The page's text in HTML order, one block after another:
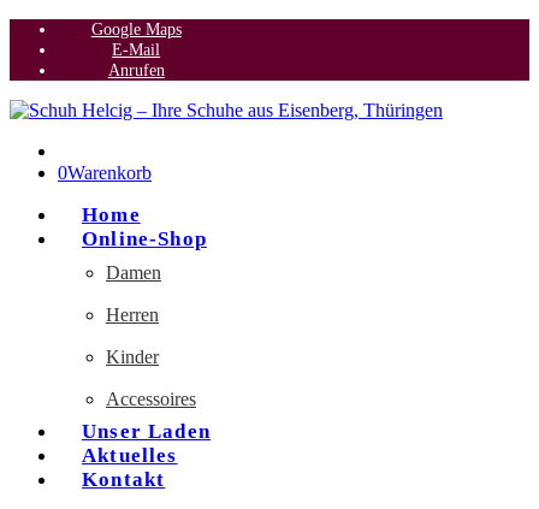
Google Maps
E-Mail
Anrufen
0Warenkorb
Home
Online-Shop
Damen
Herren
Kinder
Accessoires
Unser Laden
Aktuelles
Kontakt